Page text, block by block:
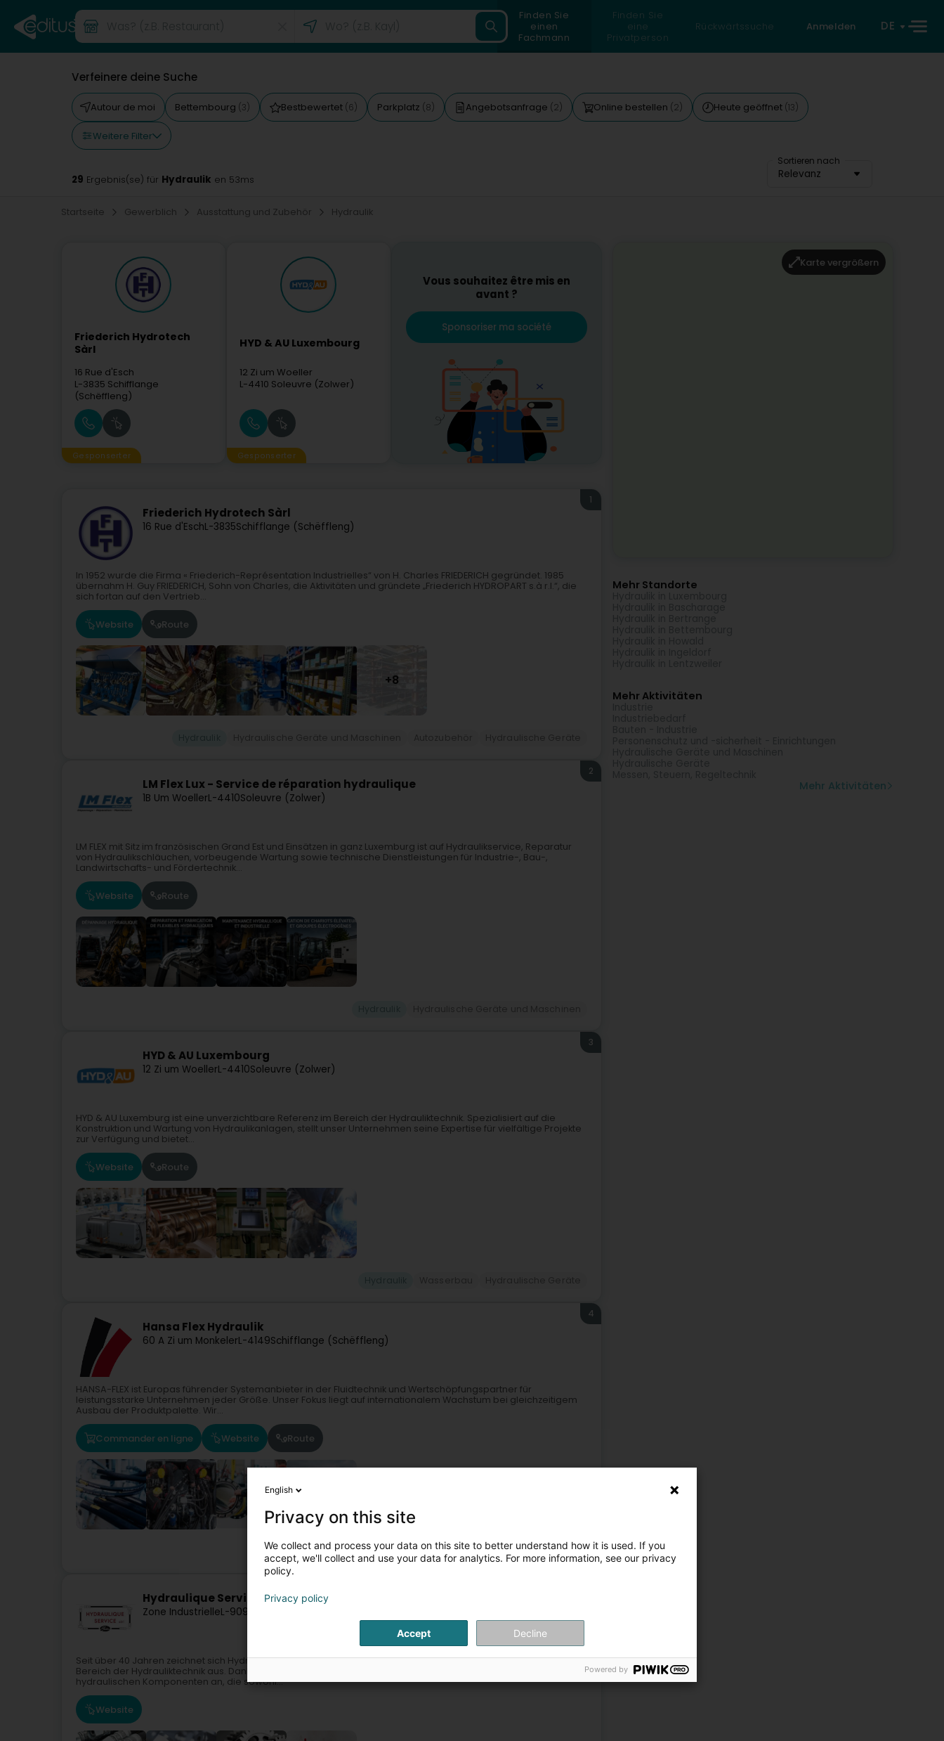
Finden Sie
einen
Fachmann
Finden Sie
eine
Privatperson
Rückwärtssuche Anmelden DE
Verfeinere deine Suche
Autour de moi Bettembourg (3) Bestbewertet (6) Parkplatz (8) Angebotsanfrage (2) Online bestellen (2) Heute geöffnet (13)
Weitere Filter
Sortieren nach
Relevanz
29 Ergebnis(se) für Hydraulik en 53ms
Startseite Gewerblich Ausstattung und Zubehör Hydraulik
Friederich Hydrotech
Sàrl
16 Rue d'Esch
L-3835 Schifflange
(Schëffleng)
Gesponserter
HYD & AU Luxembourg
12 Zi um Woeller
L-4410 Soleuvre (Zolwer)
Gesponserter
Vous souhaitez être mis en
avant ?
Sponsoriser ma société
Friederich Hydrotech Sàrl
16 Rue d'EschL-3835Schifflange (Schëffleng)
1
In 1952 wurde die Firma « Friederich-Représentation Industrielles“ von H. Charles FRIEDERICH gegründet. 1985
übernahm H. Guy FRIEDERICH, Sohn von Charles, die Aktivitäten und gründete „Friederich HYDROPART s.à r.l.“, die
sich fortan auf den Vertrieb...
Website Route
+8
LM Flex Lux - Service de réparation hydraulique
1B Um WoellerL-4410Soleuvre (Zolwer)
2
LM FLEX mit Sitz im französischen Grand Est und Einsätzen in ganz Luxemburg ist auf Hydraulikservice, Reparatur
von Hydraulikschläuchen, vorbeugende Wartung sowie technische Dienstleistungen für Industrie-, Bau-,
Landwirtschafts- und Fördertechnik...
Website Route
HYD & AU Luxembourg
12 Zi um WoellerL-4410Soleuvre (Zolwer)
3
HYD & AU Luxemburg ist eine unverzichtbare Referenz im Bereich der Hydrauliktechnik. Spezialisiert auf die
Konstruktion und Wartung von Hydraulikanlagen, stellt unser Unternehmen seine Expertise für vielfältige Projekte
zur Verfügung und bietet...
Website Route
Hansa Flex Hydraulik
60 A Zi um MonkelerL-4149Schifflange (Schëffleng)
4
HANSA-FLEX ist Europas führender Systemanbieter in der Fluidtechnik und Wertschöpfungspartner für
leistungsstarke Unternehmen jeder Größe. Unser Fokus liegt auf internationalem Wachstum bei gleichzeitigem
Ausbau der Produktpalette. Wir...
Commander en ligne Website Route
Hydraulik Hydraulische Geräte und Maschinen
Hydraulique Service Sàrl
Zone IndustrielleL-9099
Seit über 40 Jahren zeichnet sich Hydraulique Service als familiengeführtes Unternehmen mit Expertise im
Bereich der Hydrauliktechnik aus. Dank unserer langjährigen Erfahrung bieten wir eine breite Palette an
hydraulischen Komponenten an, die sowohl...
Website
Karte vergrößern
Mehr Standorte
Mehr Aktivitäten
Mehr Aktivitäten
English
Privacy on this site
We collect and process your data on this site to better understand how it is used. If you
accept, we'll collect and use your data for analytics. For more information, see our privacy
policy.
Privacy policy
Accept Decline
Powered by